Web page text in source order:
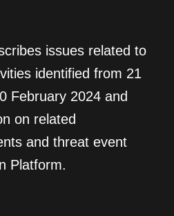
issues related to
identified from 21
February 2024 and
on related
and threat event
Platform.